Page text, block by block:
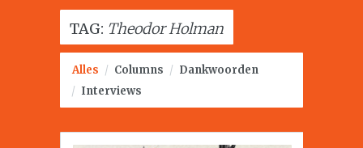
TAG: Theodor Holman
Alles / Columns / Dankwoorden
/ Interviews